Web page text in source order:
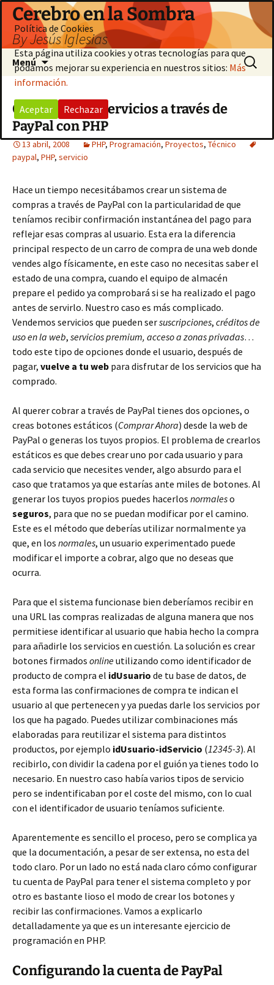
Saltar
contenido
Cerebro en la Sombra
By Jesús Iglesias
Menú Buscar:
Cobrando por servicios a través de
PayPal con PHP
13 abril, 2008 PHP, Programación, Proyectos, Técnico
paypal, PHP, servicio
Hace un tiempo necesitábamos crear un sistema de
compras a través de PayPal con la particularidad de que
teníamos recibir confirmación instantánea del pago para
reflejar esas compras al usuario. Esta era la diferencia
principal respecto de un carro de compra de una web donde
vendes algo físicamente, en este caso no necesitas saber el
estado de una compra, cuando el equipo de almacén
prepare el pedido ya comprobará si se ha realizado el pago
antes de servirlo. Nuestro caso es más complicado.
Vendemos servicios que pueden sersuscripciones, créditos de
uso en la web, servicios premium, acceso a zonas privadas…
todo este tipo de opciones donde el usuario, después de
pagar, vuelve a tu web para disfrutar de los servicios que ha
comprado.
Al querer cobrar a través de PayPal tienes dos opciones, o
creas botones estáticos (Comprar Ahora) desde la web de
PayPal o generas los tuyos propios. El problema de crearlos
estáticos es que debes crear uno por cada usuario y para
cada servicio que necesites vender, algo absurdo para el
caso que tratamos ya que estarías ante miles de botones. Al
generar los tuyos propios puedes hacerlos normaleso
seguros, para que no se puedan modificar por el camino.
Este es el método que deberías utilizar normalmente ya
que, en los normales, un usuario experimentado puede
modificar el importe a cobrar, algo que no deseas que
ocurra.
Para que el sistema funcionase bien deberíamos recibir en
una URL las compras realizadas de alguna manera que nos
permitiese identificar al usuario que habia hecho la compra
para añadirle los servicios en cuestión. La solución es crear
botones firmados onlineutilizando como identificador de
producto de compra el idUsuario de tu base de datos, de
esta forma las confirmaciones de compra te indican el
usuario al que pertenecen y ya puedas darle los servicios por
los que ha pagado. Puedes utilizar combinaciones más
elaboradas para reutilizar el sistema para distintos
productos, por ejemplo idUsuario-idServicio (12345-3). Al
recibirlo, con dividir la cadena por el guión ya tienes todo lo
necesario. En nuestro caso había varios tipos de servicio
pero se indentificaban por el coste del mismo, con lo cual
con el identificador de usuario teníamos suficiente.
Aparentemente es sencillo el proceso, pero se complica ya
que la documentación, a pesar de ser extensa, no esta del
todo claro. Por un lado no está nada claro cómo configurar
tu cuenta de PayPal para tener el sistema completo y por
otro es bastante lioso el modo de crear los botones y
recibir las confirmaciones. Vamos a explicarlo
detalladamente ya que es un interesante ejercicio de
programación en PHP.
Configurando la cuenta de PayPal
Política de Cookies
Esta página utiliza cookies y otras tecnologías para que
podamos mejorar su experiencia en nuestros sitios: Más
información.
Aceptar Rechazar